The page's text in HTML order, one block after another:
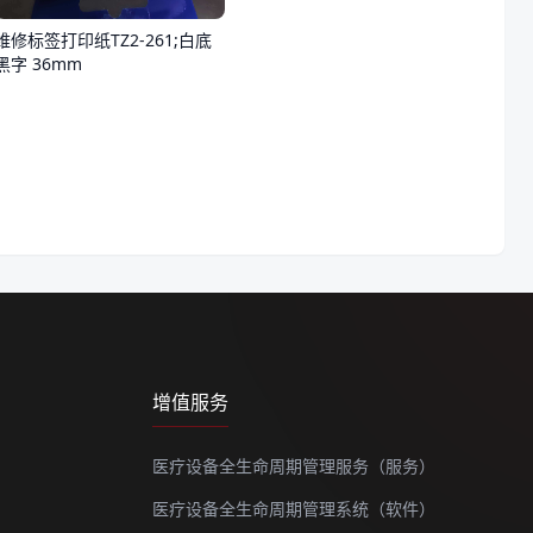
修标签打印纸TZ2-261;白底
字 36mm
增值服务
医疗设备全生命周期管理服务（服务）
医疗设备全生命周期管理系统（软件）